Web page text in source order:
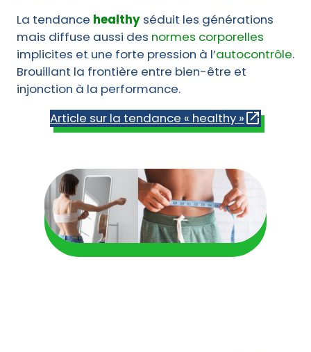
La tendance healthy séduit les générations
mais diffuse aussi des normes corporelles
implicites et une forte pression à l’autocontrôle.
Brouillant la frontière entre bien-être et
injonction à la performance.
Article sur la tendance « healthy »